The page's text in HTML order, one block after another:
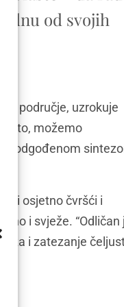
od svojih
područje, uzrokuje
to, možemo
i odgođenom
osjetno čvršći i
i svježe. “Odličan
i zatezanje